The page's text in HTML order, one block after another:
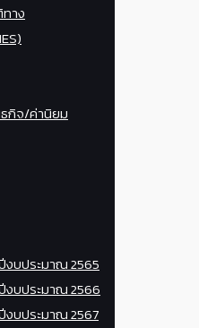
าง
กิจ/ค่านิยม
บประมาณ 2565
งบประมาณ 2566
บประมาณ 2567